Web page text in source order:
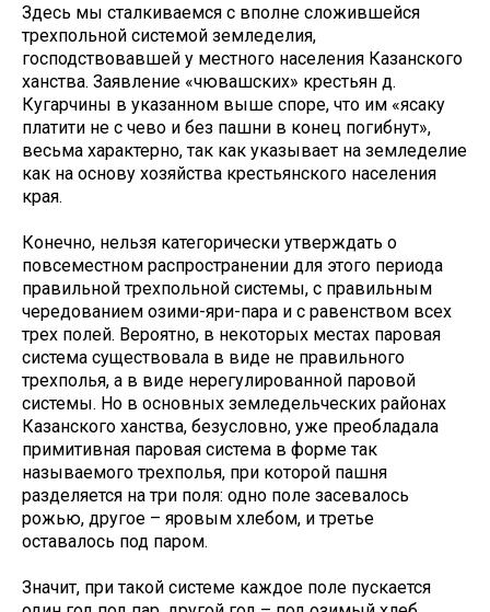
Здесь мы сталкиваемся с вполне сложившейся
трехпольной системой земледелия,
господствовавшей у местного населения Казанского
ханства. Заявление «чювашских» крестьян д.
Кугарчины в указанном выше споре, что им «ясаку
платити не с чево и без пашни в конец погибнут»,
весьма характерно, так как указывает на земледелие
как на основу хозяйства крестьянского населения
края.
Конечно, нельзя категорически утверждать о
повсеместном распространении для этого периода
правильной трехпольной системы, с правильным
чередованием озими-яри-пара и с равенством всех
трех полей. Вероятно, в некоторых местах паровая
система существовала в виде не правильного
трехполья, а в виде нерегулированной паровой
системы. Но в основных земледельческих районах
Казанского ханства, безусловно, уже преобладала
примитивная паровая система в форме так
называемого трехполья, при которой пашня
разделяется на три поля: одно поле засевалось
рожью, другое – яровым хлебом, и третье
оставалось под паром.
Значит, при такой системе каждое поле пускается